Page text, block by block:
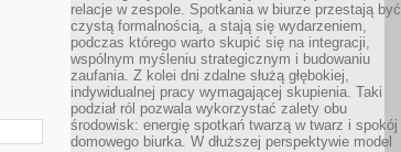
relacje w zespole. Spotkania w biurze przestają być
czystą formalnością, a stają się wydarzeniem,
podczas którego warto skupić się na integracji,
wspólnym myśleniu strategicznym i budowaniu
zaufania. Z kolei dni zdalne służą głębokiej,
indywidualnej pracy wymagającej skupienia. Taki
podział ról pozwala wykorzystać zalety obu
środowisk: energię spotkań twarzą w twarz i spokój
domowego biurka. W dłuższej perspektywie model